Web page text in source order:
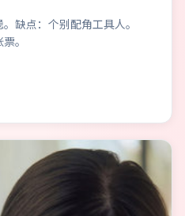
缺点：个别配角工具人。
。